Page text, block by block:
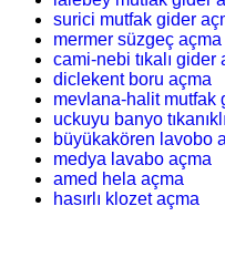
surici mutfak gider
mermer süzgeç açma
cami-nebi tıkalı gider
diclekent boru açma
mevlana-halit mutfak
uckuyu banyo
büyükakören lavobo
medya lavabo açma
amed hela açma
hasırlı klozet açma